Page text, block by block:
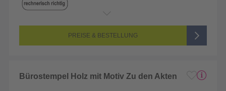
PREISE & BESTELLUNG
Bürostempel Holz mit Motiv Zu den Akten